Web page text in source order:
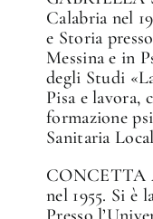
Calabria nel
e Storia
Messina e in
degli Studi
Pisa e lavora,
formazione
Sanitaria
CONCETTA
nel 1955. Si è